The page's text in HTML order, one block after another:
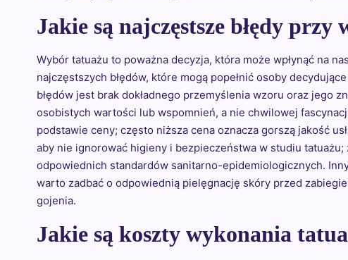
Jakie są najczęstsze błędy
Wybór tatuażu to poważna decyzja, która może wpłynąć na
najczęstszych błędów, które mogą popełnić osoby
błędów jest brak dokładnego przemyślenia wzoru oraz jego
osobistych wartości lub wspomnień, a nie chwilowej
podstawie ceny; często niższa cena oznacza gorszą jakość
aby nie ignorować higieny i bezpieczeństwa w studiu
odpowiednich standardów sanitarno-epidemiologicznych.
warto zadbać o odpowiednią pielęgnację skóry przed
gojenia.
Jakie są koszty wykonania